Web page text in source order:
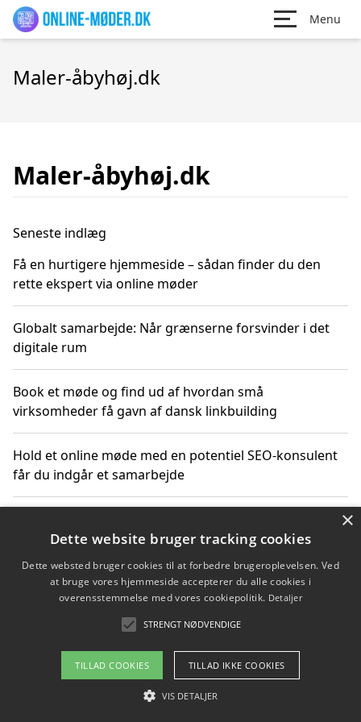
Menu
Maler-åbyhøj.dk
Maler-åbyhøj.dk
Seneste indlæg
Få en hurtigere hjemmeside – sådan finder du den
rette ekspert via online møder
Globalt samarbejde: Når grænserne forsvinder i det
digitale rum
Book et møde og find ud af hvordan små
virksomheder få gavn af dansk linkbuilding
Hold et online møde med en potentiel SEO-konsulent
får du indgår et samarbejde
Hold et møde med en WordPress ekspert og vælg den
mest professionelle til at vedligeholde din løsning
Copyright 2026 - Pilanto Aps
Om / kontakt
×
Dette website bruger tracking cookies
Dette websted bruger cookies til at forbedre brugeroplevelsen. Ved
at bruge vores hjemmeside accepterer du alle cookies i
overensstemmelse med vores cookiepolitik. Detaljer
STRENGT NØDVENDIGE
TILLAD COOKIES TILLAD IKKE COOKIES
VIS DETALJER